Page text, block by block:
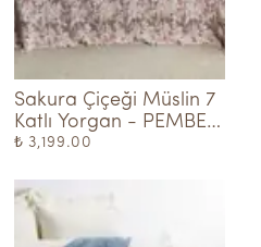
Sakura Çiçeği Müslin 7
Katlı Yorgan - PEMBE-
KREM
₺ 3,199.00